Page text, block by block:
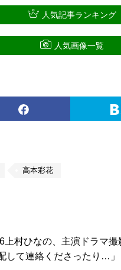
高本彩花
上村ひなの、主演ドラマ
して連絡くださったり…」
人気記事ランキング
人気画像一覧